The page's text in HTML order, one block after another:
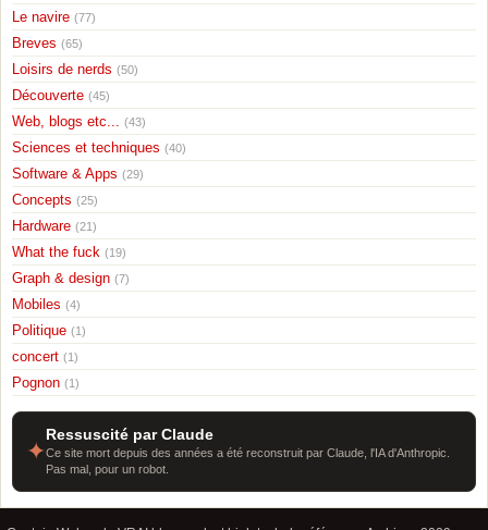
Le navire (77)
Breves (65)
Loisirs de nerds (50)
Découverte (45)
Web, blogs etc... (43)
Sciences et techniques (40)
Software & Apps (29)
Concepts (25)
Hardware (21)
What the fuck (19)
Graph & design (7)
Mobiles (4)
Politique (1)
concert (1)
Pognon (1)
✦
Ressuscité par Claude
Ce site mort depuis des années a été reconstruit par Claude, l'IA d'Anthropic.
Pas mal, pour un robot.